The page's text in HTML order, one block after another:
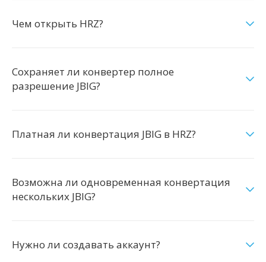
Чем открыть HRZ?
Сохраняет ли конвертер полное
разрешение JBIG?
Платная ли конвертация JBIG в HRZ?
Возможна ли одновременная конвертация
нескольких JBIG?
Нужно ли создавать аккаунт?